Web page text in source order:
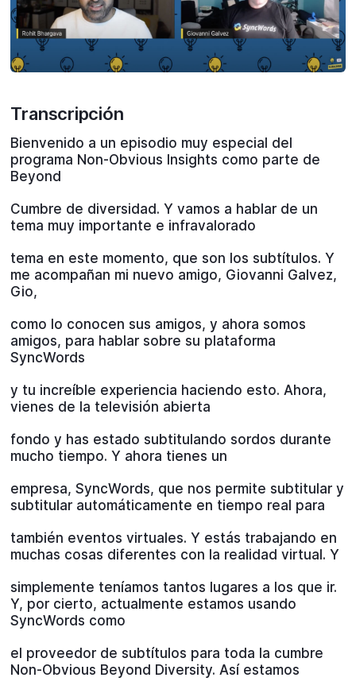
Transcripción
Bienvenido a un episodio muy especial del
programa Non-Obvious Insights como parte de
Beyond
Cumbre de diversidad. Y vamos a hablar de un
tema muy importante e infravalorado
tema en este momento, que son los subtítulos. Y
me acompañan mi nuevo amigo, Giovanni Galvez,
Gio,
como lo conocen sus amigos, y ahora somos
amigos, para hablar sobre su plataforma
SyncWords
y tu increíble experiencia haciendo esto. Ahora,
vienes de la televisión abierta
fondo y has estado subtitulando sordos durante
mucho tiempo. Y ahora tienes un
empresa, SyncWords, que nos permite subtitular y
subtitular automáticamente en tiempo real para
también eventos virtuales. Y estás trabajando en
muchas cosas diferentes con la realidad virtual. Y
simplemente teníamos tantos lugares a los que ir.
Y, por cierto, actualmente estamos usando
SyncWords como
el proveedor de subtítulos para toda la cumbre
Non-Obvious Beyond Diversity. Así estamos